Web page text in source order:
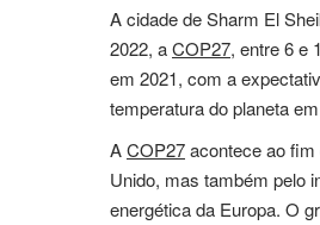
A cidade de Sharm El
2022, aCOP27, entre 6 e
em 2021, com a
temperatura do planeta
ACOP27acontece ao
Unido, mas também pelo
energética da Europa. O